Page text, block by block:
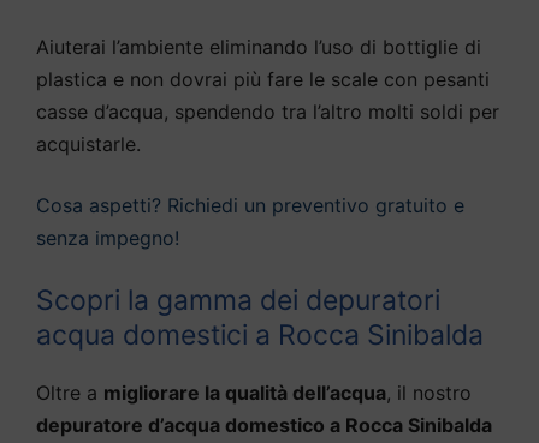
Aiuterai l’ambiente eliminando l’uso di bottiglie di
plastica e non dovrai più fare le scale con pesanti
casse d’acqua, spendendo tra l’altro molti soldi per
acquistarle.
Cosa aspetti? Richiedi un preventivo gratuito e
senza impegno!
Scopri la gamma dei depuratori
acqua domestici a Rocca Sinibalda
Oltre a migliorare la qualità dell’acqua, il nostro
depuratore d’acqua domestico a Rocca Sinibalda